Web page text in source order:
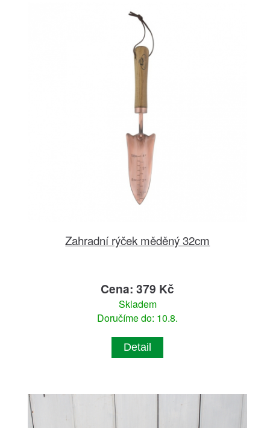
Zahradní rýček měděný 32cm
Cena: 379 Kč
Skladem
Doručíme do: 10.8.
Detail